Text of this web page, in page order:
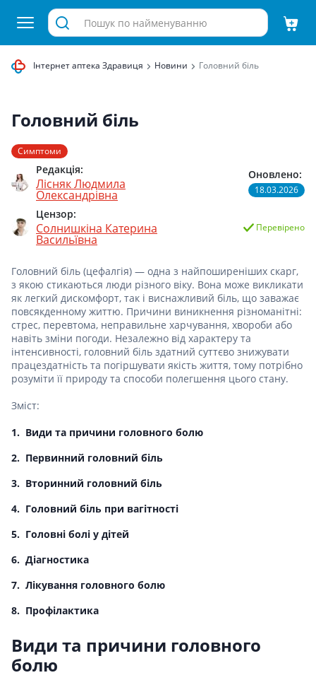
Інтернет аптека Здравиця Новини Головний біль
Головний біль
Симптоми
Редакція:
Лісняк Людмила
Олександрівна
Цензор:
Солнишкіна Катерина
Васильївна
Оновлено:
18.03.2026
Перевірено
Головний біль (цефалгія) — одна з найпоширеніших скарг,
з якою стикаються люди різного віку. Вона може викликати
як легкий дискомфорт, так і виснажливий біль, що заважає
повсякденному життю. Причини виникнення різноманітні:
стрес, перевтома, неправильне харчування, хвороби або
навіть зміни погоди. Незалежно від характеру та
інтенсивності, головний біль здатний суттєво знижувати
працездатність та погіршувати якість життя, тому потрібно
розуміти її природу та способи полегшення цього стану.
Зміст:
Види та причини головного болю
Первинний головний біль
Вторинний головний біль
Головний біль при вагітності
Головні болі у дітей
Діагностика
Лікування головного болю
Профілактика
Види та причини головного
болю